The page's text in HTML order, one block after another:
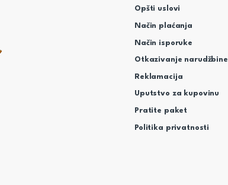
Opšti uslovi
Način plaćanja
Način isporuke
Otkazivanje narudžbine
Reklamacija
Uputstvo za kupovinu
Pratite paket
Politika privatnosti